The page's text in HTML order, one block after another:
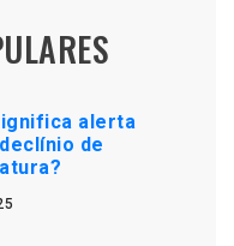
alerta
de